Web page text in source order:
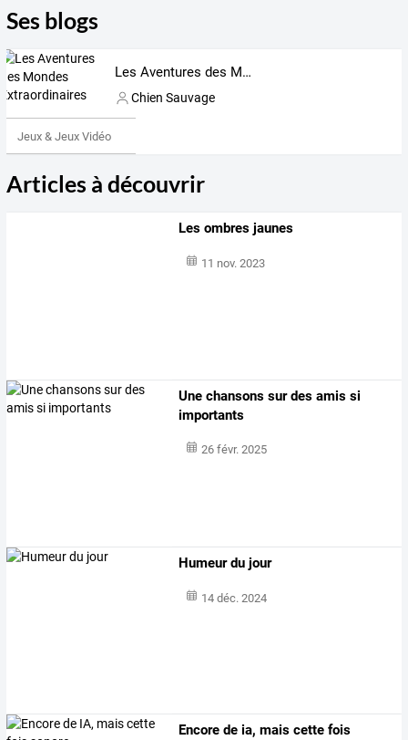
Ses blogs
Les Aventures des Mondes Extraordinaires
Chien Sauvage
Jeux & Jeux Vidéo
Articles à découvrir
Les ombres jaunes
11 nov. 2023
Une chansons sur des amis si
importants
26 févr. 2025
Humeur du jour
14 déc. 2024
Encore de ia, mais cette fois